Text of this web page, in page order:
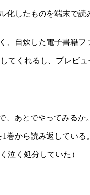
化したものを端末で
自炊した電子書籍フ
てくれるし、プレビ
、あとでやってみるか。
巻から読み返している。
泣く処分していた）